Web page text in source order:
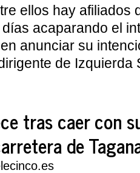
ellos hay afiliados
acaparando el
anunciar su
de Izquierda
tras caer con
de